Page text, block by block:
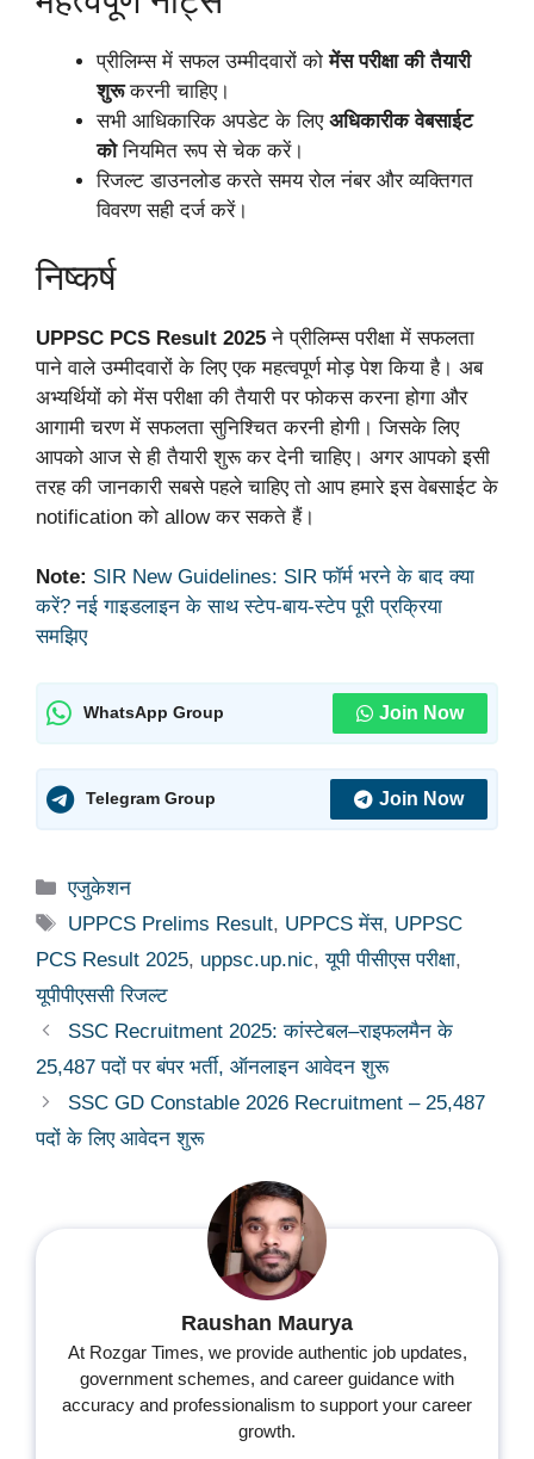
प्रीलिम्स में सफल उम्मीदवारों कोमेंस परीक्षा की तैयारी
शुरूकरनी चाहिए।
सभी आधिकारिक अपडेट के लिए अधिकारीक वेबसाईट
कोनियमित रूप से चेक करें।
रिजल्ट डाउनलोड करते समय रोल नंबर और व्यक्तिगत
विवरण सही दर्ज करें।
निष्कर्ष
UPPSC PCS Result 2025 ने प्रीलिम्स परीक्षा में सफलता
पाने वाले उम्मीदवारों के लिए एक महत्वपूर्ण मोड़ पेश किया है। अब
अभ्यर्थियों को मेंस परीक्षा की तैयारी पर फोकस करना होगा और
आगामी चरण में सफलता सुनिश्चित करनी होगी। जिसके लिए
आपको आज से ही तैयारी शुरू कर देनी चाहिए। अगर आपको इसी
तरह की जानकारी सबसे पहले चाहिए तो आप हमारे इस वेबसाईट के
notification को allow कर सकते हैं।
Note: SIR New Guidelines: SIR फॉर्म भरने के बाद क्या
करें? नई गाइडलाइन के साथ स्टेप-बाय-स्टेप पूरी प्रक्रिया
समझिए
WhatsApp Group Join Now
Telegram Group Join Now
Categories
एजुकेशन
Tags
UPPCS Prelims Result, UPPCS मेंस, UPPSC
PCS Result 2025, uppsc.up.nic,यूपी पीसीएस परीक्षा,
यूपीपीएससी रिजल्ट
SSC Recruitment 2025: कांस्टेबल–राइफलमैन के
25,487 पदों पर बंपर भर्ती, ऑनलाइन आवेदन शुरू
SSC GD Constable 2026 Recruitment – 25,487
पदों के लिए आवेदन शुरू
Raushan Maurya
At Rozgar Times, we provide authentic job updates,
government schemes, and career guidance with
accuracy and professionalism to support your career
growth.